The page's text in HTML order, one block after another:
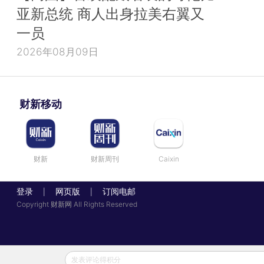
亚新总统 商人出身拉美右翼又
一员
2026年08月09日
财新移动
财新 财新周刊 Caixin
登录 网页版 订阅电邮
Copyright 财新网 All Rights Reserved
发表评论得积分